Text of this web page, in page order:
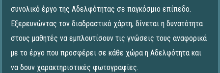
συνολικό έργο της Αδελφότητας σε παγκόσμιο επίπεδο.
Εξερευνώντας τον διαδραστικό χάρτη, δίνεται η δυνατότητα
στους μαθητές να εμπλουτίσουν τις γνώσεις τους αναφορικά
με το έργο που προσφέρει σε κάθε χώρα η Αδελφότητα και
να δουν χαρακτηριστικές φωτογραφίες.